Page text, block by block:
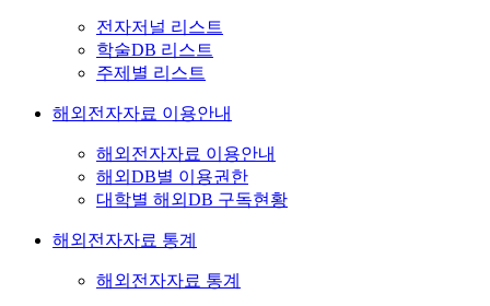
전자저널 리스트
학술DB 리스트
주제별 리스트
해외전자자료 이용안내
해외전자자료 이용안내
해외DB별 이용권한
대학별 해외DB 구독현황
해외전자자료 통계
해외전자자료 통계